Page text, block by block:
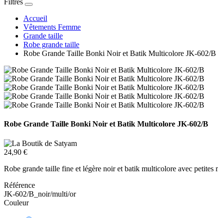
Filtres
Accueil
Vêtements Femme
Grande taille
Robe grande taille
Robe Grande Taille Bonki Noir et Batik Multicolore JK-602/B
Robe Grande Taille Bonki Noir et Batik Multicolore JK-602/B
24,90 €
Robe grande taille fine et légère noir et batik multicolore avec petites
Référence
JK-602/B_noir/multi/or
Couleur